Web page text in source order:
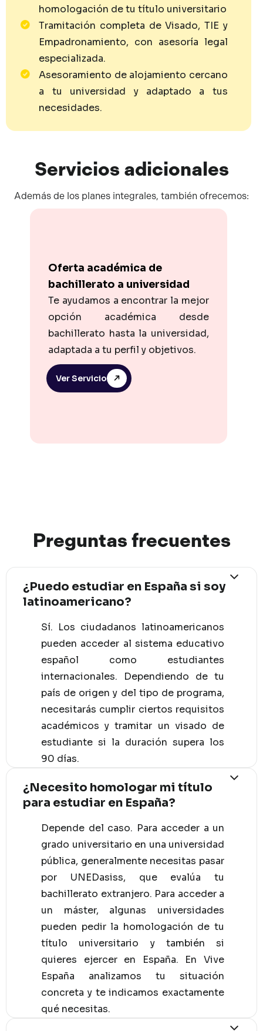
homologación de tu título universitario
Tramitación completa de Visado, TIE y
Empadronamiento, con asesoría legal
especializada.
Asesoramiento de alojamiento cercano
a tu universidad y adaptado a tus
necesidades.
Servicios adicionales
Además de los planes integrales, también ofrecemos:
Oferta académica de
bachillerato a universidad
Te ayudamos a encontrar la mejor
opción académica desde
bachillerato hasta la universidad,
adaptada a tu perfil y objetivos.
Ver Servicio
Preguntas frecuentes
¿Puedo estudiar en España si soy
latinoamericano?
Sí. Los ciudadanos latinoamericanos
pueden acceder al sistema educativo
español como estudiantes
internacionales. Dependiendo de tu
país de origen y del tipo de programa,
necesitarás cumplir ciertos requisitos
académicos y tramitar un visado de
estudiante si la duración supera los
90 días.
¿Necesito homologar mi título
para estudiar en España?
Depende del caso. Para acceder a un
grado universitario en una universidad
pública, generalmente necesitas pasar
por UNEDasiss, que evalúa tu
bachillerato extranjero. Para acceder a
un máster, algunas universidades
pueden pedir la homologación de tu
título universitario y también si
quieres ejercer en España. En Vive
España analizamos tu situación
concreta y te indicamos exactamente
qué necesitas.